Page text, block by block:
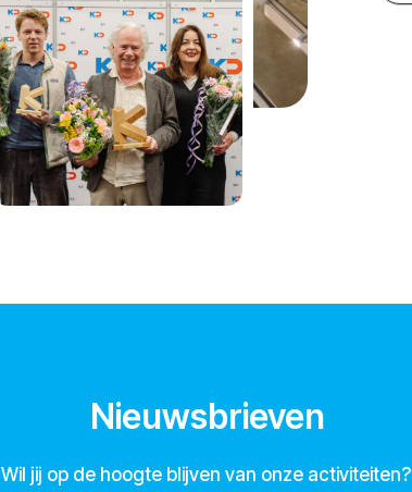
Nieuwsbrieven
Wil jij op de hoogte blijven van onze activiteiten?